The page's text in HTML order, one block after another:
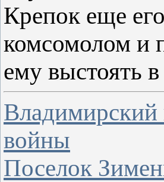
Крепок еще
комсомолом и
ему выстоять
Владимирский
войны
Поселок